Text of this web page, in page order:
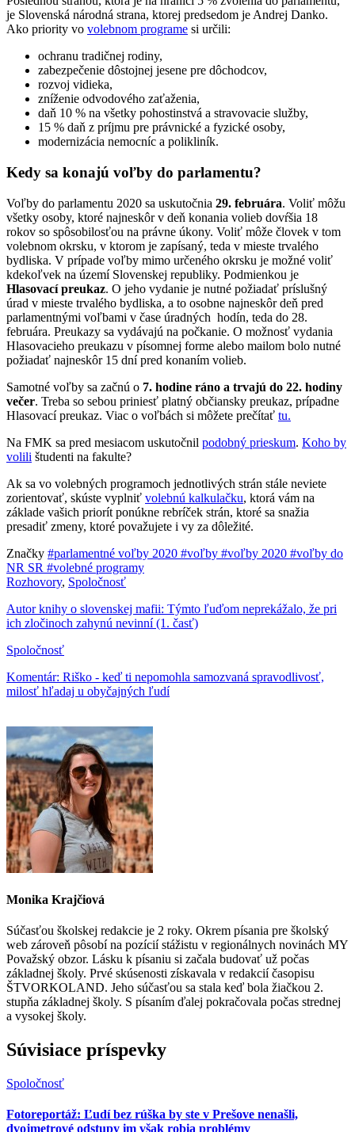
je Slovenská národná strana, ktorej predsedom je Andrej Danko.
Ako priority vo volebnom programe si určili:
ochranu tradičnej rodiny,
zabezpečenie dôstojnej jesene pre dôchodcov,
rozvoj vidieka,
zníženie odvodového zaťaženia,
daň 10 % na všetky pohostinstvá a stravovacie služby,
15 % daň z príjmu pre právnické a fyzické osoby,
modernizácia nemocníc a polikliník.
Kedy sa konajú voľby do parlamentu?
Voľby do parlamentu 2020 sa uskutočnia 29. februára. Voliť môžu
všetky osoby, ktoré najneskôr v deň konania volieb dovŕšia 18
rokov so spôsobilosťou na právne úkony. Voliť môže človek v tom
volebnom okrsku, v ktorom je zapísaný, teda v mieste trvalého
bydliska. V prípade voľby mimo určeného okrsku je možné voliť
kdekoľvek na území Slovenskej republiky. Podmienkou je
Hlasovací preukaz. O jeho vydanie je nutné požiadať príslušný
úrad v mieste trvalého bydliska, a to osobne najneskôr deň pred
parlamentnými voľbami v čase úradných hodín, teda do 28.
februára. Preukazy sa vydávajú na počkanie. O možnosť vydania
Hlasovacieho preukazu v písomnej forme alebo mailom bolo nutné
požiadať najneskôr 15 dní pred konaním volieb.
Samotné voľby sa začnú o 7. hodine ráno a trvajú do 22. hodiny
večer. Treba so sebou priniesť platný občiansky preukaz, prípadne
Hlasovací preukaz. Viac o voľbách si môžete prečítať tu.
Na FMK sa pred mesiacom uskutočnil podobný prieskum. Koho by
volili študenti na fakulte?
Ak sa vo volebných programoch jednotlivých strán stále neviete
zorientovať, skúste vyplniť volebnú kalkulačku, ktorá vám na
základe vašich priorít ponúkne rebríček strán, ktoré sa snažia
presadiť zmeny, ktoré považujete i vy za dôležité.
Značky #parlamentné voľby 2020 #voľby #voľby 2020 #voľby do
NR SR #volebné programy
Rozhovory, Spoločnosť
Autor knihy o slovenskej mafii: Týmto ľuďom neprekážalo, že pri
ich zločinoch zahynú nevinní (1. časť)
Spoločnosť
Komentár: Riško - keď ti nepomohla samozvaná spravodlivosť,
milosť hľadaj u obyčajných ľudí
Monika Krajčiová
Súčasťou školskej redakcie je 2 roky. Okrem písania pre školský
web zároveň pôsobí na pozícií stážistu v regionálnych novinách MY
Považský obzor. Lásku k písaniu si začala budovať už počas
základnej školy. Prvé skúsenosti získavala v redakcií časopisu
ŠTVORKOLAND. Jeho súčasťou sa stala keď bola žiačkou 2.
stupňa základnej školy. S písaním ďalej pokračovala počas strednej
a vysokej školy.
Súvisiace príspevky
Spoločnosť
Fotoreportáž: Ľudí bez rúška by ste v Prešove nenašli,
dvojmetrové odstupy im však robia problémy